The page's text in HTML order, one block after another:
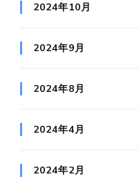
2024年10月
2024年9月
2024年8月
2024年4月
2024年2月